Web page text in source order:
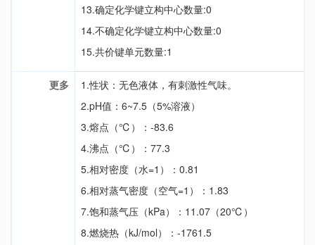
13.确定化学键立构中心数量:0
14.不确定化学键立构中心数量:0
15.共价键单元数量:1
更多
1.性状：无色液体，有刺激性气味。
2.pH值：6~7.5（5%溶液）
3.熔点（℃）：-83.6
4.沸点（℃）：77.3
5.相对密度（水=1）：0.81
6.相对蒸气密度（空气=1）：1.83
7.饱和蒸气压（kPa）：11.07（20℃）
8.燃烧热（kJ/mol）：-1761.5